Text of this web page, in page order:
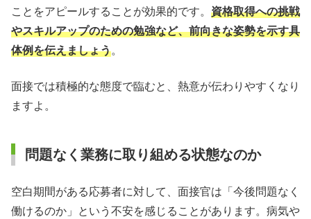
ことをアピールすることが効果的です。 資格取得への挑戦
やスキルアップのための勉強など、前向きな姿勢を示す具
体例を伝えましょう。
面接では積極的な態度で臨むと、熱意が伝わりやすくなり
ますよ。
問題なく業務に取り組める状態なのか
空白期間がある応募者に対して、面接官は「今後問題なく
働けるのか」という不安を感じることがあります。病気や